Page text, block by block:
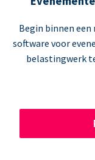
Begin binnen
software voor
belastingwerk